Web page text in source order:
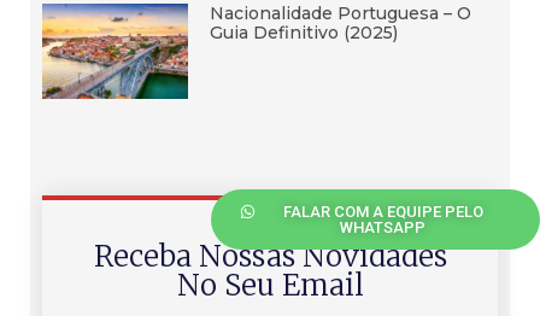
Nacionalidade Portuguesa – O
Guia Definitivo (2025)
Receba Nossas Novidades
No Seu Email
FALAR COM A EQUIPE PELO
WHATSAPP